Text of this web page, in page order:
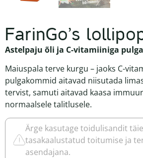
FarinGo’s
Astelpaju õli ja C-vitamiiniga
Maiuspala terve kurgu – jaoks C-
pulgakommid aitavad niisutada
tervist, samuti aitavad kaasa
normaalsele talitlusele.
Ärge kasutage toidulisandit
tasakaalustatud toitumise ja
asendajana.